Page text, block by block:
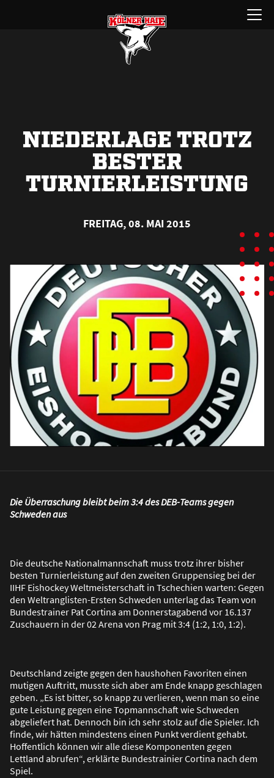
Menü
öffnen
NIEDERLAGE TROTZ
BESTER
TURNIERLEISTUNG
FREITAG, 08. MAI 2015
Die Überraschung bleibt beim 3:4 des DEB-Teams gegen
Schweden aus
Die deutsche Nationalmannschaft muss trotz ihrer bisher
besten Turnierleistung auf den zweiten Gruppensieg bei der
IIHF Eishockey Weltmeisterschaft in Tschechien warten: Gegen
den Weltranglisten-Ersten Schweden unterlag das Team von
Bundestrainer Pat Cortina am Donnerstagabend vor 16.137
Zuschauern in der 02 Arena von Prag mit 3:4 (1:2, 1:0, 1:2).
Deutschland zeigte gegen den haushohen Favoriten einen
mutigen Auftritt, musste sich aber am Ende knapp geschlagen
geben. „Es ist bitter, so knapp zu verlieren, wenn man so eine
gute Leistung gegen eine Topmannschaft wie Schweden
abgeliefert hat. Dennoch bin ich sehr stolz auf die Spieler. Ich
finde, wir hätten mindestens einen Punkt verdient gehabt.
Hoffentlich können wir alle diese Komponenten gegen
Lettland abrufen“, erklärte Bundestrainier Cortina nach dem
Spiel.